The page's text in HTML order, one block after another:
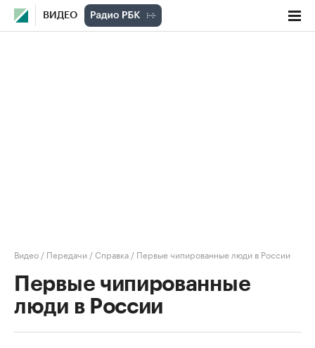
ВИДЕО
Видео / Передачи /Справка / Первые чипированные люди в России
Первые чипированные
люди в России